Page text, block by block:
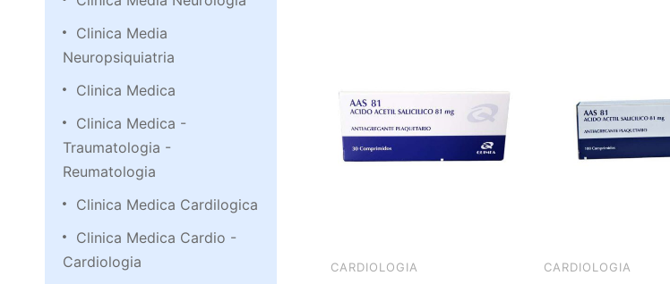
Clinica Media
Neuropsiquiatria
Clinica Medica
Clinica Medica -
Traumatologia -
Reumatologia
Clinica Medica Cardilogica
Clinica Medica Cardio -
Cardiologia
CARDIOLOGIA CARDIOLOGIA